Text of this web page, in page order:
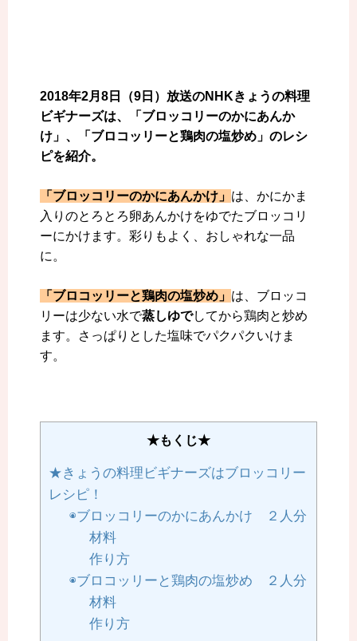
2018年2月8日（9日）放送のNHKきょうの料理
ビギナーズは、「ブロッコリーのかにあんか
け」、「ブロコッリーと鶏肉の塩炒め」のレシ
ピを紹介。
「ブロッコリーのかにあんかけ」 は、かにかま
入りのとろとろ卵あんかけをゆでたブロッコリ
ーにかけます。彩りもよく、おしゃれな一品
に。
「ブロコッリーと鶏肉の塩炒め」 は、ブロッコ
リーは少ない水で蒸しゆでしてから鶏肉と炒め
ます。さっぱりとした塩味でパクパクいけま
す。
★もくじ★
★きょうの料理ビギナーズはブロッコリー
レシピ！
◉ブロッコリーのかにあんかけ ２人分
材料
作り方
◉ブロコッリーと鶏肉の塩炒め ２人分
材料
作り方